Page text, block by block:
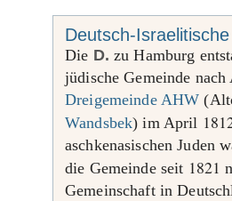
Deutsch-
Die D. zu Hamburg
jüdische Gemeinde
Dreigemeinde AHW
Wandsbek) im April
aschkenasischen Juden
die Gemeinde seit 1821
Gemeinschaft in